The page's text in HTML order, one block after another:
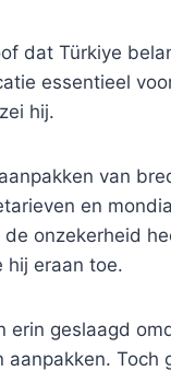
dat Türkiye
essentieel
hij.
van
en
de onzekerheid
hij eraan toe.
erin geslaagd
aanpakken.